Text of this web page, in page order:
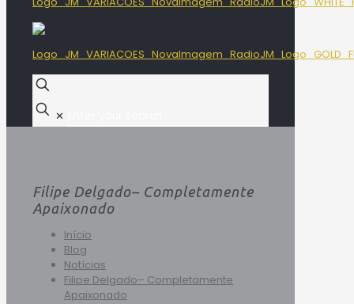
✕
Filipe Delgado– Completamente
Apaixonado
Início
Blog
Notícias
Filipe Delgado– Completamente
Apaixonado